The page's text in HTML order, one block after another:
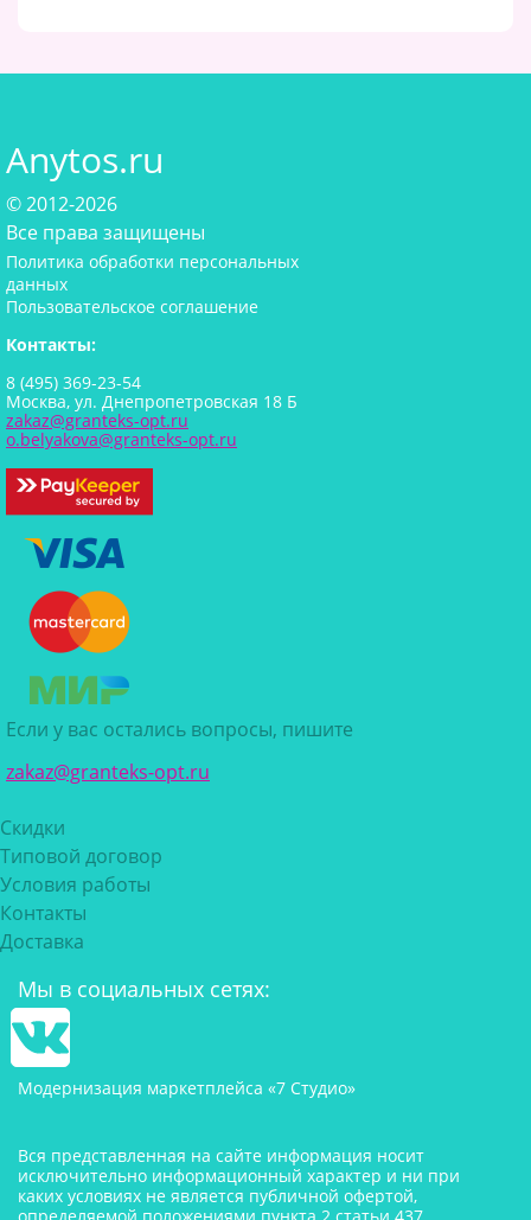
Anytos.ru
© 2012-2026
Все права защищены
Политика обработки персональных
данных
Пользовательское соглашение
Контакты:
8 (495) 369-23-54
Москва, ул. Днепропетровская 18 Б
zakaz@granteks-opt.ru
o.belyakova@granteks-opt.ru
Если у вас остались вопросы, пишите
zakaz@granteks-opt.ru
Скидки
Типовой договор
Условия работы
Контакты
Доставка
Мы в социальных сетях:
Модернизация маркетплейса «7 Студио»
Вся представленная на сайте информация носит
исключительно информационный характер и ни при
каких условиях не является публичной офертой,